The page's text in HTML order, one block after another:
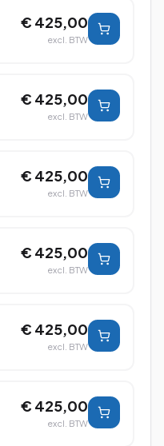
€ 425,00
excl. BTW
€ 425,00
excl. BTW
€ 425,00
excl. BTW
€ 425,00
excl. BTW
€ 425,00
excl. BTW
€ 425,00
excl. BTW